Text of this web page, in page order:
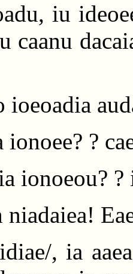
iu
caanu
ioeoadia
?
ionoeou? ?
niadaiea!
, ia